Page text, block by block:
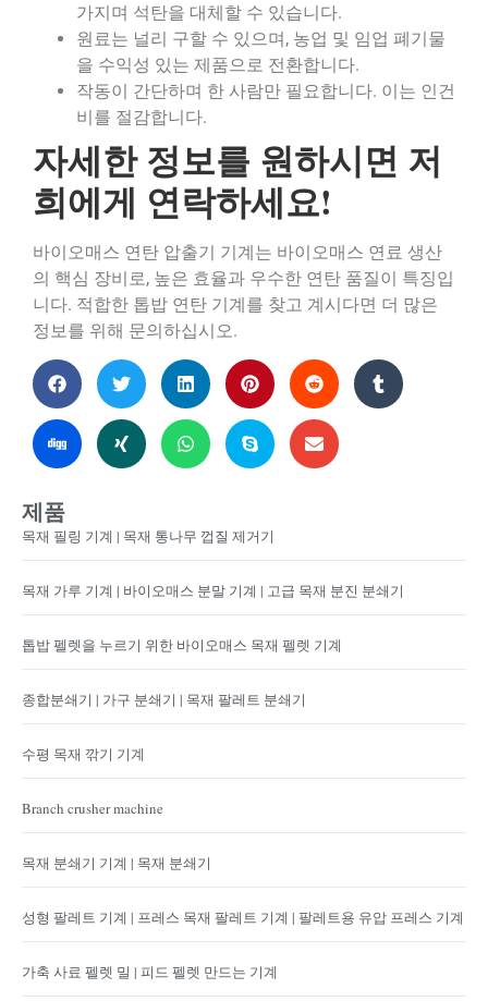
가지며 석탄을 대체할 수 있습니다.
원료는 널리 구할 수 있으며, 농업 및 임업 폐기물
을 수익성 있는 제품으로 전환합니다.
작동이 간단하며 한 사람만 필요합니다. 이는 인건
비를 절감합니다.
자세한 정보를 원하시면 저
희에게 연락하세요!
바이오매스 연탄 압출기 기계는 바이오매스 연료 생산
의 핵심 장비로, 높은 효율과 우수한 연탄 품질이 특징입
니다. 적합한 톱밥 연탄 기계를 찾고 계시다면 더 많은
정보를 위해 문의하십시오.
제품
목재 필링 기계 | 목재 통나무 껍질 제거기
목재 가루 기계 | 바이오매스 분말 기계 | 고급 목재 분진 분쇄기
톱밥 펠렛을 누르기 위한 바이오매스 목재 펠렛 기계
종합분쇄기 | 가구 분쇄기 | 목재 팔레트 분쇄기
수평 목재 깎기 기계
Branch crusher machine
목재 분쇄기 기계 | 목재 분쇄기
성형 팔레트 기계 | 프레스 목재 팔레트 기계 | 팔레트용 유압 프레스 기계
가축 사료 펠렛 밀 | 피드 펠렛 만드는 기계